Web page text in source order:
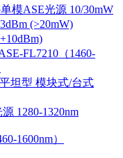
模ASE光源 10/30mW
(>20mW)
FL7210（1460-
坦型 模块式/台式
1280-1320nm
1600nm）